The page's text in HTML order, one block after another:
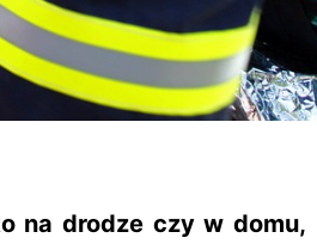
na drodze czy w domu,